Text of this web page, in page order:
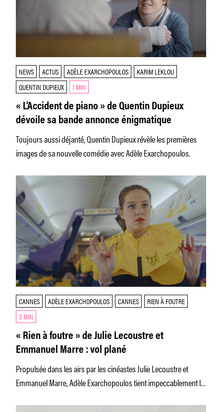
NEWS ACTUS ADÈLE EXARCHOPOULOS
KARIM LEKLOU
QUENTIN DUPIEUX
1 MIN
« L’Accident de piano » de Quentin Dupieux
dévoile sa bande annonce énigmatique
Toujours aussi déjanté, Quentin Dupieux révèle les premières
images de sa nouvelle comédie avec Adèle Exarchopoulos.
CANNES ADÈLE EXARCHOPOULOS CANNES
RIEN À FOUTRE
3 MIN
« Rien à foutre » de Julie Lecoustre et
Emmanuel Marre : vol plané
Propulsée dans les airs par les cinéastes Julie Lecoustre et
Emmanuel Marre, Adèle Exarchopoulos tient impeccablement le